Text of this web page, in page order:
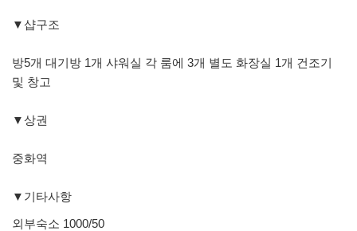
▼샵구조
방5개 대기방 1개 샤워실 각 룸에 3개 별도 화장실 1개 건조기
및 창고
▼상권
중화역
▼기타사항
외부숙소 1000/50